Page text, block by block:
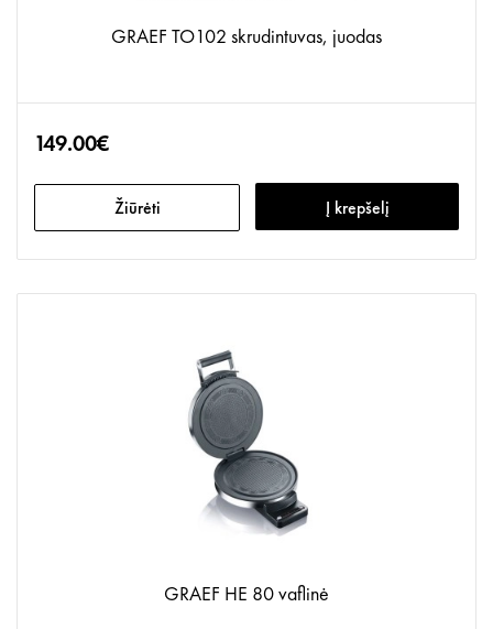
GRAEF TO102 skrudintuvas, juodas
149.00€
Žiūrėti Į krepšelį
GRAEF HE 80 vaflinė